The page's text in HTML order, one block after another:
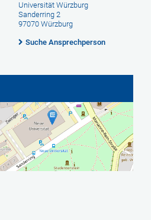
Universität Würzburg
Sanderring 2
97070 Würzburg
Suche Ansprechperson